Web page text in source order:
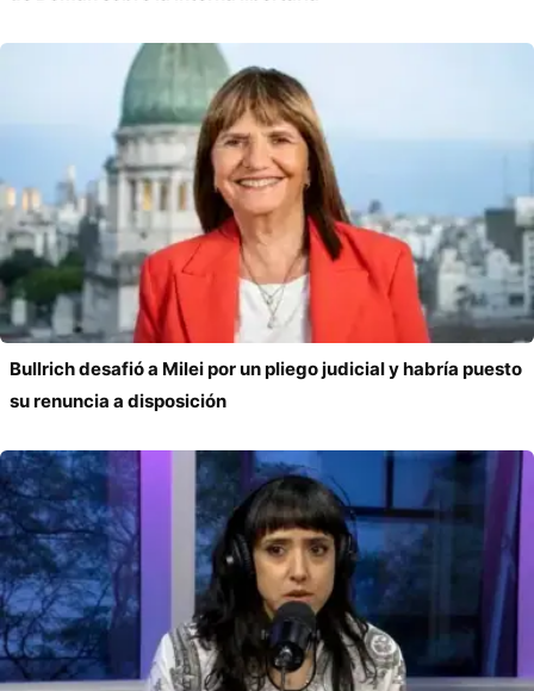
Bullrich desafió a Milei por un pliego judicial y habría puesto
su renuncia a disposición